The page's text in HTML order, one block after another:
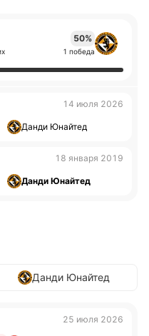
50%
1 победа
14 июля 2026
Данди Юнайтед
18 января 2019
Данди Юнайтед
Данди Юнайтед
25 июля 2026